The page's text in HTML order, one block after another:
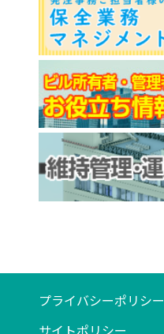
プライバシーポリシー
サイトポリシー